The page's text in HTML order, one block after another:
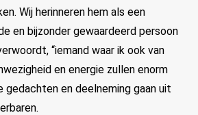
Wij herinneren hem als een
en bijzonder gewaardeerd persoon
“iemand waar ik ook van
en energie zullen enorm
gedachten en deelneming gaan uit